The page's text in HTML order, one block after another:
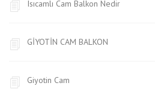
Isıcamlı Cam Balkon Nedir
GİYOTİN CAM BALKON
Giyotin Cam